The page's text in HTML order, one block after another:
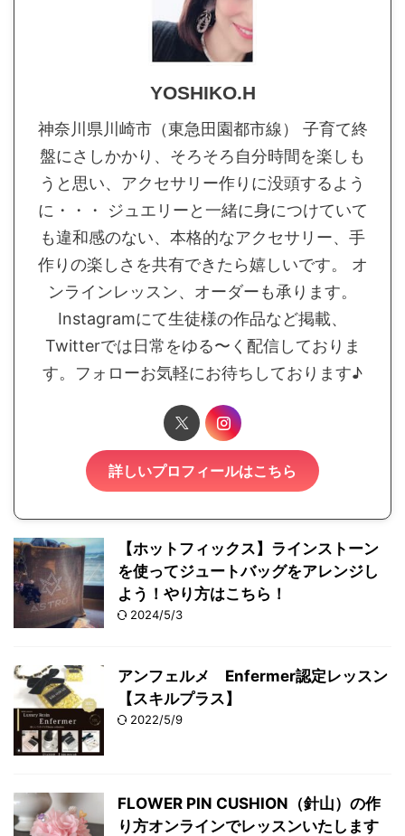
YOSHIKO.H
神奈川県川崎市（東急田園都市線） 子育て終
盤にさしかかり、そろそろ自分時間を楽しも
うと思い、アクセサリー作りに没頭するよう
に・・・ ジュエリーと一緒に身につけていて
も違和感のない、本格的なアクセサリー、手
作りの楽しさを共有できたら嬉しいです。 オ
ンラインレッスン、オーダーも承ります。
Instagramにて生徒様の作品など掲載、
Twitterでは日常をゆる〜く配信しておりま
す。フォローお気軽にお待ちしております♪
詳しいプロフィールはこちら
【ホットフィックス】ラインストーン
を使ってジュートバッグをアレンジし
よう！やり方はこちら！
2024/5/3
アンフェルメ Enfermer認定レッスン
【スキルプラス】
2022/5/9
FLOWER PIN CUSHION（針山）の作
り方オンラインでレッスンいたします